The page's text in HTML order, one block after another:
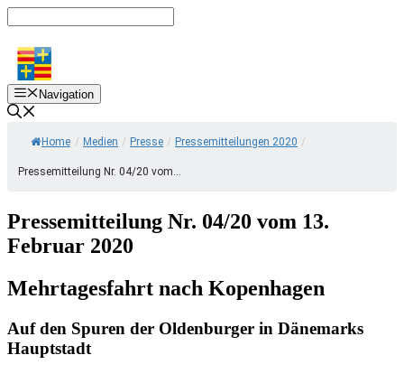
Inhalt
springen
Navigation
Home / Medien / Presse / Pressemitteilungen 2020 /
Pressemitteilung Nr. 04/20 vom...
Pressemitteilung Nr. 04/20 vom 13.
Februar 2020
Mehrtagesfahrt nach Kopenhagen
Auf den Spuren der Oldenburger in Dänemarks
Hauptstadt